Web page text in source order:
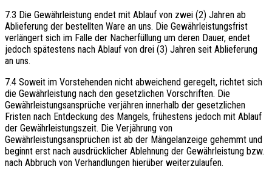
7.3 Die Gewährleistung endet mit Ablauf von zwei (2) Jahren ab
Ablieferung der bestellten Ware an uns. Die Gewährleistungsfrist
verlängert sich im Falle der Nacherfüllung um deren Dauer, endet
jedoch spätestens nach Ablauf von drei (3) Jahren seit Ablieferung
an uns.
7.4 Soweit im Vorstehenden nicht abweichend geregelt, richtet sich
die Gewährleistung nach den gesetzlichen Vorschriften. Die
Gewährleistungsansprüche verjähren innerhalb der gesetzlichen
Fristen nach Entdeckung des Mangels, frühestens jedoch mit Ablauf
der Gewährleistungszeit. Die Verjährung von
Gewährleistungsansprüchen ist ab der Mängelanzeige gehemmt und
beginnt erst nach ausdrücklicher Ablehnung der Gewährleistung bzw.
nach Abbruch von Verhandlungen hierüber weiterzulaufen.